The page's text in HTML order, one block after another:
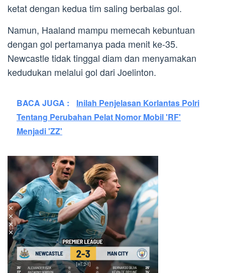
ketat dengan kedua tim saling berbalas gol.
Namun, Haaland mampu memecah kebuntuan
dengan gol pertamanya pada menit ke-35.
Newcastle tidak tinggal diam dan menyamakan
kedudukan melalui gol dari Joelinton.
BACA JUGA :
Inilah Penjelasan Korlantas Polri
Tentang Perubahan Pelat Nomor Mobil 'RF'
Menjadi 'ZZ'